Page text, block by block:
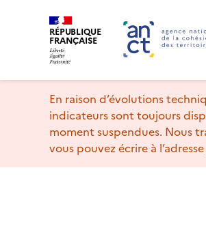
RÉPUBLIQUE
FRANÇAISE
En raison d’évolutions
indicateurs sont toujours
moment suspendues. Nous
vous pouvez écrire à l’adresse